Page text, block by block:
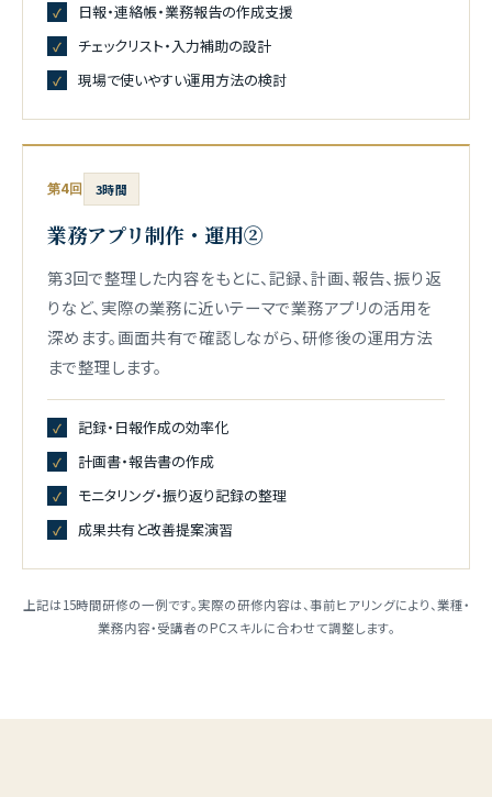
日報・連絡帳・業務報告の作成支援
チェックリスト・入力補助の設計
現場で使いやすい運用方法の検討
第4回 3時間
業務アプリ制作・運用②
第3回で整理した内容をもとに、記録、計画、報告、振り返
りなど、実際の業務に近いテーマで業務アプリの活用を
深めます。画面共有で確認しながら、研修後の運用方法
まで整理します。
記録・日報作成の効率化
計画書・報告書の作成
モニタリング・振り返り記録の整理
成果共有と改善提案演習
上記は15時間研修の一例です。実際の研修内容は、事前ヒアリングにより、業種・
業務内容・受講者のPCスキルに合わせて調整します。